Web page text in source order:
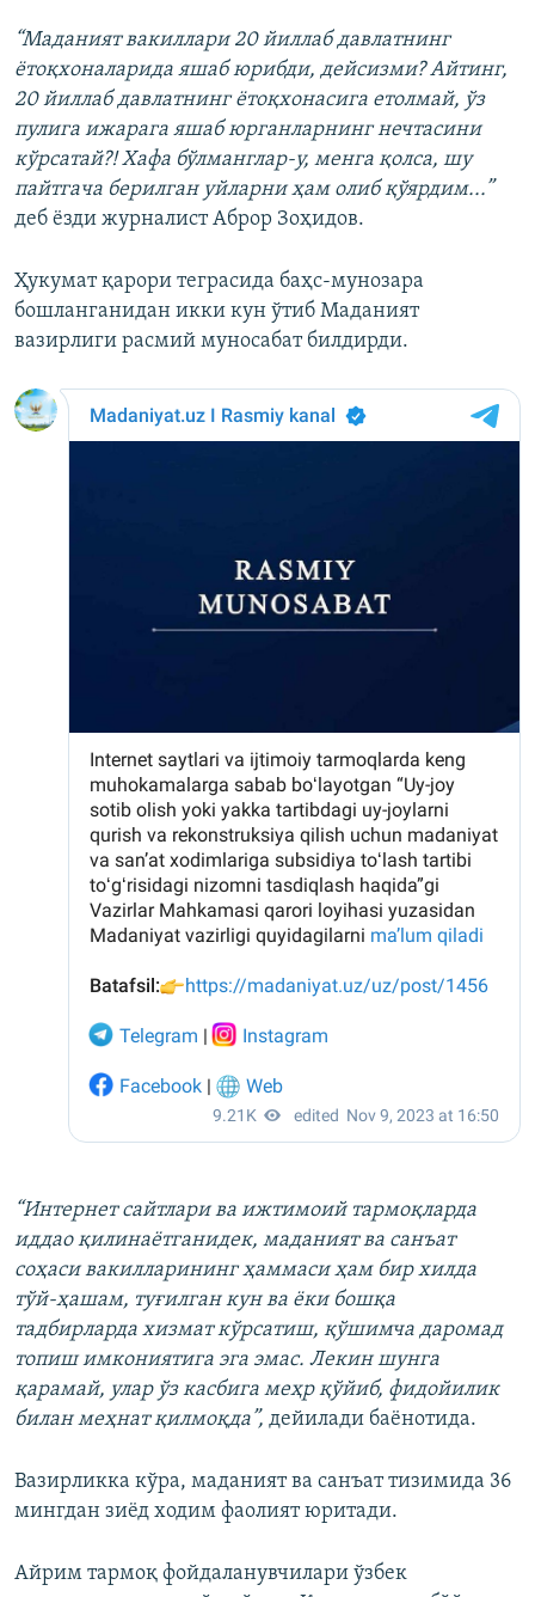
“Маданият вакиллари 20 йиллаб давлатнинг
ётоқхоналарида яшаб юрибди, дейсизми? Айтинг,
20 йиллаб давлатнинг ётоқхонасига етолмай, ўз
пулига ижарага яшаб юрганларнинг нечтасини
кўрсатай?! Хафа бўлманглар-у, менга қолса, шу
пайтгача берилган уйларни ҳам олиб қўярдим...”
деб ёзди журналист Аброр Зоҳидов.
Ҳукумат қарори теграсида баҳс-мунозара
бошланганидан икки кун ўтиб Маданият
вазирлиги расмий муносабат билдирди.
“Интернет сайтлари ва ижтимоий тармоқларда
иддао қилинаётганидек, маданият ва санъат
соҳаси вакилларининг ҳаммаси ҳам бир хилда
тўй-ҳашам, туғилган кун ва ёки бошқа
тадбирларда хизмат кўрсатиш, қўшимча даромад
топиш имкониятига эга эмас. Лекин шунга
қарамай, улар ўз касбига меҳр қўйиб, фидойилик
билан меҳнат қилмоқда”, дейилади баёнотида.
Вазирликка кўра, маданият ва санъат тизимида 36
мингдан зиёд ходим фаолият юритади.
Айрим тармоқ фойдаланувчилари ўзбек